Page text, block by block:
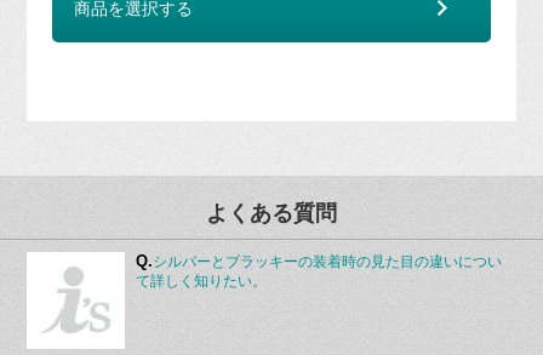
商品を選択する
よくある質問
Q.シルバーとブラッキーの装着時の見た目の違いについ
て詳しく知りたい。